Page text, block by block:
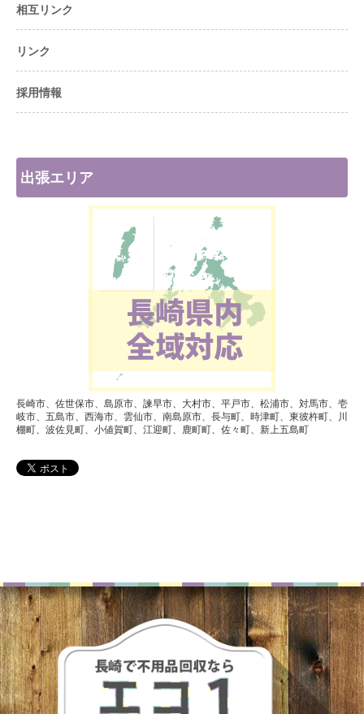
相互リンク
リンク
採用情報
出張エリア
長崎市、佐世保市、島原市、諫早市、大村市、平戸市、松浦市、対馬市、壱
岐市、五島市、西海市、雲仙市、南島原市、長与町、時津町、東彼杵町、川
棚町、波佐見町、小値賀町、江迎町、鹿町町、佐々町、新上五島町